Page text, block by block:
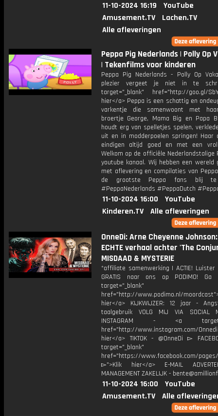
11-10-2024 16:19
YouTube
Amusement.TV
Lachen.TV
Alle afleveringen
Peppa Pig Nederlands | Polly Op
| Tekenfilms voor kinderen
Peppa Pig Nederlands - Polly Op
plezier vergeet je niet in te
target="_blank" href="http://goo.gl/
hier</a> Peppa is een schattig en
varkentje die samenwoont met
broertje George, Mama Big en Papa
houdt erg van spelletjes spelen,
uit en in modderpoelen springen! Haar
eindigen altijd goed en met een
Welkom op de officiële Nederlandstalige
youtube kanaal. Wij hebben een wereld
met aflevering en compilaties van
de grootste Peppa fans blij te
#PeppaNederlands #PeppaDutch
11-10-2024 16:00
YouTube
Kinderen.TV
Alle afleveringen
OnneDi: Arne Cheyenne
ECHTE verhaal achter 'The
MISDAAD & MYSTERIE
*affiliate samenwerking | ACTIE! Luister
GRATIS naar ons op PODIMO! Ga
target="_blank"
href="http://www.podimo.nl/
hier</a> KIJKWIJZER: 12 jaar -
taalgebruik VOLG MIJ VIA SOCIAL
INSTAGRAM - <a
href="http://www.instagram.com/
hier</a> TIKTOK - @OnneDi ▻
target="_blank"
href="https://www.facebook.com/pages/
▻">Klik hier</a> E-MAIL
MANAGEMENT ZAKELIJK -
11-10-2024 16:00
YouTube
Amusement.TV
Alle